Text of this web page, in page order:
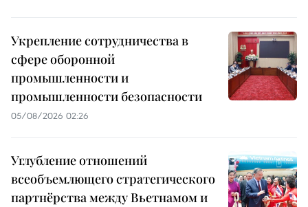
Укрепление сотрудничества в
сфере оборонной
промышленности и
промышленности безопасности
05/08/2026 02:26
Углубление отношений
всеобъемлющего стратегического
партнёрства между Вьетнамом и